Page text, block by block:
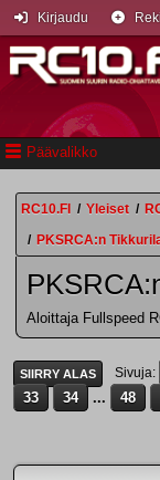
Päävalikko
Kirjaudu
RC10.FI / Yleiset /
/ PKSRCA:n
Aloittaja Fullspeed
SIIRRY ALAS Sivuja
33
34 ... 48